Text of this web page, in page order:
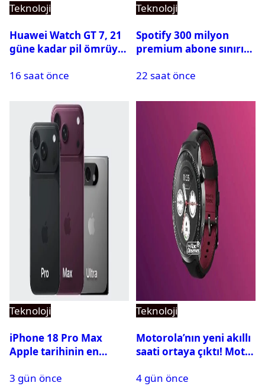
Teknoloji
Huawei Watch GT 7, 21
güne kadar pil ömrüyle
16 saat önce
Teknoloji
Spotify 300 milyon
premium abone sınırını
22 saat önce
Teknoloji
iPhone 18 Pro Max
Apple tarihinin en
3 gün önce
Teknoloji
Motorola’nın yeni akıllı
saati ortaya çıktı! Moto
görüntülendi
4 gün önce